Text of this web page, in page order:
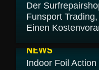
Der
Funsport
Einen
NEWS
Indoor Foil